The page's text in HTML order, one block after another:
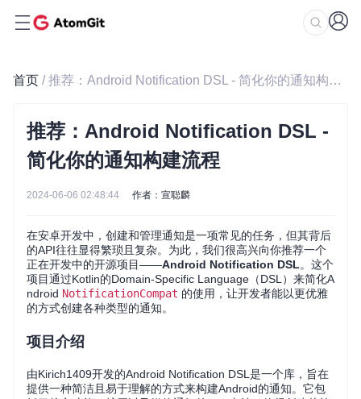
首页 / 推荐：Android Notification DSL - 简化你的通知构建流程
推荐：Android Notification DSL -
简化你的通知构建流程
2024-06-06 02:48:44 作者：宣聪麟
在安卓开发中，创建和管理通知是一项常见的任务，但其背后
的API往往显得繁琐且复杂。为此，我们很高兴向你推荐一个
正在开发中的开源项目——Android Notification DSL。这个
项目通过Kotlin的Domain-Specific Language（DSL）来简化A
ndroid NotificationCompat 的使用，让开发者能以更优雅
的方式创建各种类型的通知。
项目介绍
由Kirich1409开发的Android Notification DSL是一个库，旨在
提供一种简洁且易于理解的方式来构建Android的通知。它包